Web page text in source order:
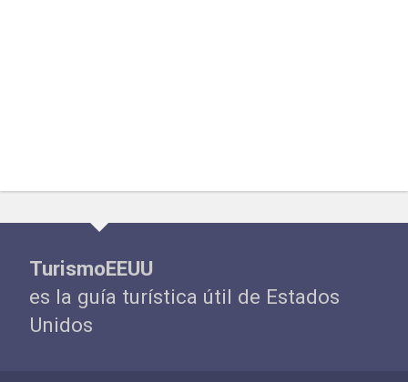
TurismoEEUU
es la guía turística útil de Estados
Unidos